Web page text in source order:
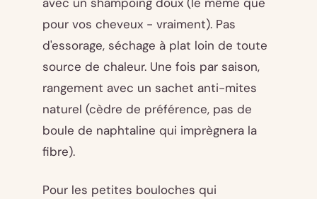
pour vos cheveux - vraiment). Pas
d'essorage, séchage à plat loin de toute
source de chaleur. Une fois par saison,
rangement avec un sachet anti-mites
naturel (cèdre de préférence, pas de
boule de naphtaline qui imprègnera la
fibre).
Pour les petites bouloches qui